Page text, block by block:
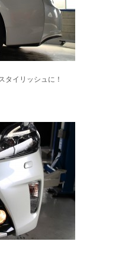
タイリッシュに！